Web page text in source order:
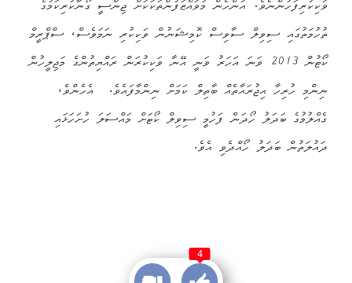
ވަކިކުރިފަހުންނެވެ. އަންހެން މުވައްޒަފުންތަކަކަށް ޖިންސީ ގޯނާކުރިކަމުގެ
ތުހުމަތުގައި ސިވިލް ސާވިސް ކޮމިޝަނުން ވަކިކުރި ނަމަވެސް، ސްޕްރީމް
ކޯޓުން 2013 ވަނަ އަހަރު ވަނީ އޭނާ ވަކިކުރަން ރައްޔިތުންގެ މަޖިލީހުން
ނިންމި ހުރިހާ އިޖުރައާތެއް ބާތިލް ކަމަށް ނިންމާފައެވެ. އެހެންވެ،
ގެއްލުމުގެ ބަދަލު ހޯދަން ފަހުމީ ސިވިލް ކޯޓަށް މައްސަލަ ހުށަހަޅައި
ދައުލަތުން ބަދަލު ހޯއްދެވި އެވެ.
4